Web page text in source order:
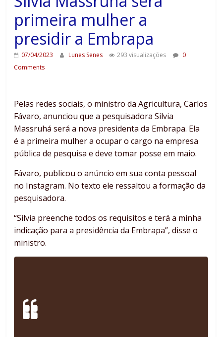
primeira mulher a
presidir a Embrapa
07/04/2023 Lunes Senes 293 visualizações
0
Comments
Pelas redes sociais, o ministro da Agricultura, Carlos
Fávaro, anunciou que a pesquisadora Silvia
Massruhá será a nova presidenta da Embrapa. Ela
é a primeira mulher a ocupar o cargo na empresa
pública de pesquisa e deve tomar posse em maio.
Fávaro, publicou o anúncio em sua conta pessoal
no Instagram. No texto ele ressaltou a formação da
pesquisadora.
“Silvia preenche todos os requisitos e terá a minha
indicação para a presidência da Embrapa”, disse o
ministro.